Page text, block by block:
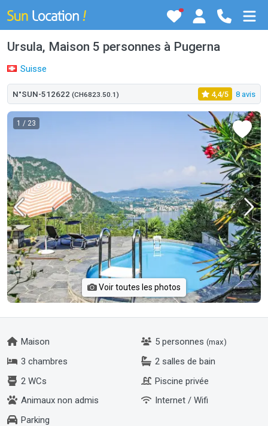
Ursula, Maison 5 personnes à Pugerna
Suisse
N°SUN-512622 (CH6823.50.1) 4,4/5 8 avis
1 / 23
Voir toutes les photos
Maison 5 personnes (max)
3 chambres
2 salles de bain
2 WCs
Piscine privée
Animaux non admis
Internet / Wifi
Parking